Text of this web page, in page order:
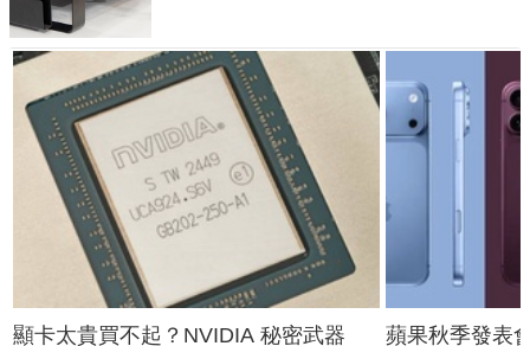
顯卡太貴買不起？NVIDIA 秘密武器
蘋果秋季發表